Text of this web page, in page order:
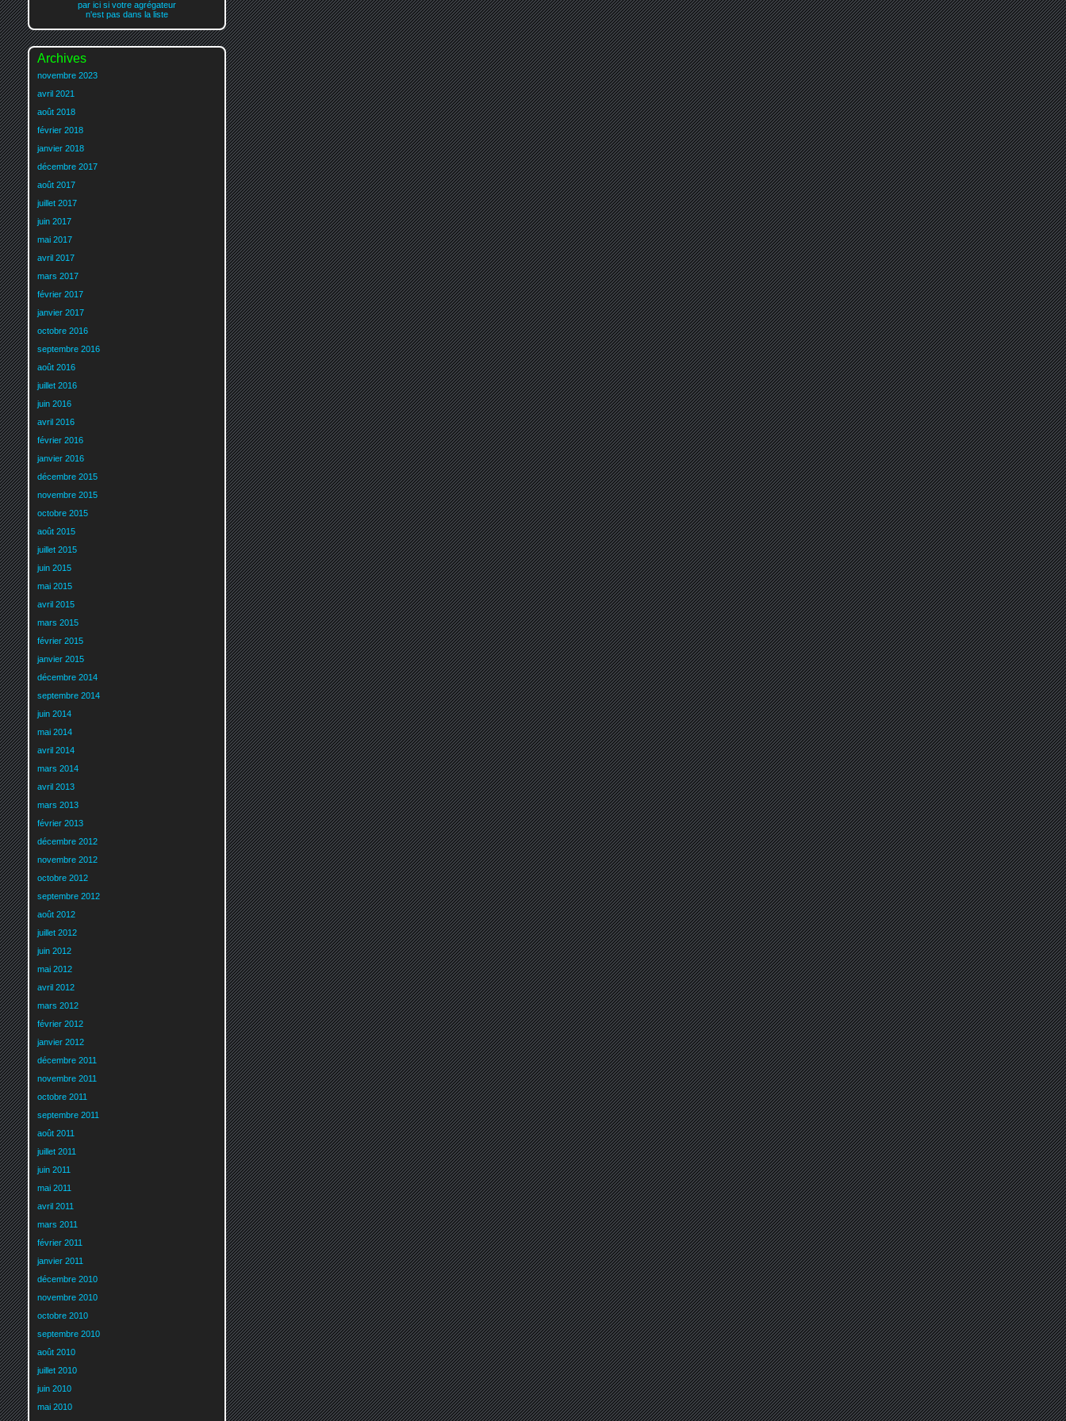
par ici si votre agrégateur
n'est pas dans la liste
Archives
novembre 2023
avril 2021
août 2018
février 2018
janvier 2018
décembre 2017
août 2017
juillet 2017
juin 2017
mai 2017
avril 2017
mars 2017
février 2017
janvier 2017
octobre 2016
septembre 2016
août 2016
juillet 2016
juin 2016
avril 2016
février 2016
janvier 2016
décembre 2015
novembre 2015
octobre 2015
août 2015
juillet 2015
juin 2015
mai 2015
avril 2015
mars 2015
février 2015
janvier 2015
décembre 2014
septembre 2014
juin 2014
mai 2014
avril 2014
mars 2014
avril 2013
mars 2013
février 2013
décembre 2012
novembre 2012
octobre 2012
septembre 2012
août 2012
juillet 2012
juin 2012
mai 2012
avril 2012
mars 2012
février 2012
janvier 2012
décembre 2011
novembre 2011
octobre 2011
septembre 2011
août 2011
juillet 2011
juin 2011
mai 2011
avril 2011
mars 2011
février 2011
janvier 2011
décembre 2010
novembre 2010
octobre 2010
septembre 2010
août 2010
juillet 2010
juin 2010
mai 2010